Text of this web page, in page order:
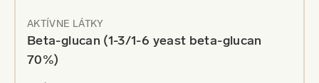
nelenivela, a týmpodporujú rozsah imunitnej odpovede. V
praxi to funguje tak, že pôsobí na takzvané makrofágy, ktoré
sú zodpovedné za nešpecifickú imunitu. Hneď ako si
makrofágy po tomto tréningu všimnú nebezpečenstvo,
efektívne sa zbavia všetkého, čo do tela nepatrí.
AKTÍVNE LÁTKY
Beta-glucan (1-3/1-6 yeast beta-glucan
70%)